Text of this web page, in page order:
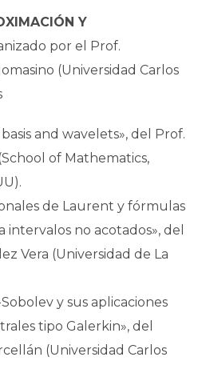
Y
por el Prof.
(Universidad Carlos
and wavelets», del Prof.
of Mathematics,
de Laurent y fórmulas
no acotados», del
Vera (Universidad de La
y sus aplicaciones
tipo Galerkin», del
(Universidad Carlos